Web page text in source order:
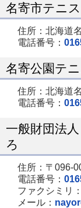
名寄市テニ
住所：北海道
電話番号：
名寄公園テ
住所：北海道
電話番号：
一般財団法
ろ
住所：〒096-
電話番号：
ファクシミリ
メール：